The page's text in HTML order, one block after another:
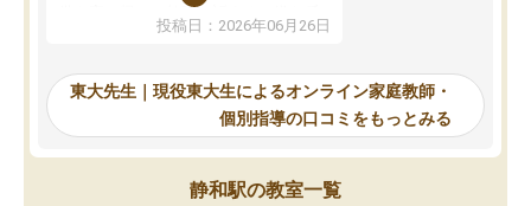
供も家に帰って勉強の話すると嫌な反
応を示します。東大先生にお願いして
れるので、親としても安心です。毎日
使える自習室とかもあり、わからない
ところがあれば先生が回答してくれる
のも重宝しています。
投稿日：2026年06月26日
自習室が毎日使えていつ
るのが心強かったよう
謝です。
東大先生｜現役東大生によるオンライン家庭教師・
個別指導の口コミをもっとみる
静和駅の教室一覧